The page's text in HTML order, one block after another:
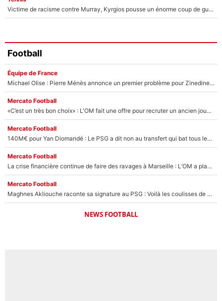
Victime de racisme contre Murray, Kyrgios pousse un énorme coup de gueule !
Football
Équipe de France
Michael Olise : Pierre Ménès annonce un premier problème pour Zinedine Zidane en équipe de France
Mercato Football
«C’est un très bon choix» : L'OM fait une offre pour recruter un ancien joueur du PSG... et c'est validé dans l'After Foot !
Mercato Football
140M€ pour Yan Diomandé : Le PSG a dit non au transfert qui bat tous les records sur le mercato
Mercato Football
La crise financière continue de faire des ravages à Marseille : L’OM a placé 12 joueurs sur le marché des transferts… et ça pourrait lui rapporter près de 100M€ !
Mercato Football
Maghnes Akliouche raconte sa signature au PSG : Voilà les coulisses de son transfert de rêve à 50M€
NEWS FOOTBALL